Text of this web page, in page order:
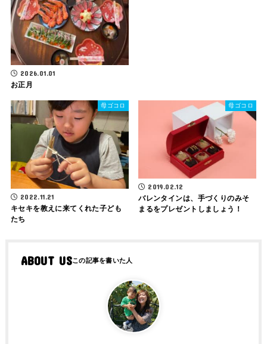
2026.01.01
お正月
母ゴコロ
2022.11.21
キセキを教えに来てくれた子ども
たち
母ゴコロ
2019.02.12
バレンタインは、手づくりのみそ
まるをプレゼントしましょう！
ABOUT US